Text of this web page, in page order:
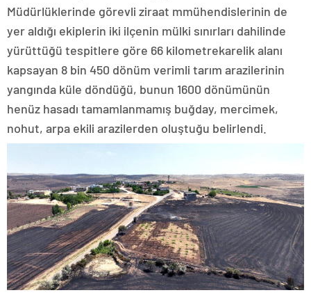
Müdürlüklerinde görevli ziraat mmühendislerinin de
yer aldığı ekiplerin iki ilçenin mülki sınırları dahilinde
yürüttüğü tespitlere göre 66 kilometrekarelik alanı
kapsayan 8 bin 450 dönüm verimli tarım arazilerinin
yangında küle döndüğü, bunun 1600 dönümünün
henüz hasadı tamamlanmamış buğday, mercimek,
nohut, arpa ekili arazilerden oluştuğu belirlendi.